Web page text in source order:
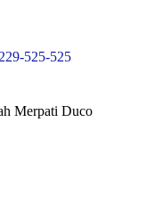
525-525
Merpati Duco